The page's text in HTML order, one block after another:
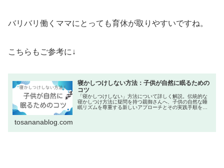
バリバリ働くママにとっても育休が取りやすいですね。
こちらもご参考に↓
寝かしつけしない方法：子供が自然に眠るための
コツ
「寝かしつけしない」方法について詳しく解説。伝統的な
寝かしつけ方法に疑問を持つ親御さんへ、子供の自然な睡
眠リズムを尊重する新しいアプローチとその実践手順をご
tosananablog.com